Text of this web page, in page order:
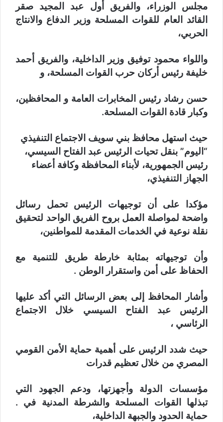
مجلس الوزراء، والفريق أول عبد المجيد صقر
القائد العام للقوات المسلحة وزير الدفاع والانتاج
الحربي،
واللواء محمود توفيق وزير الداخلية، والفريق أحمد
خليفة رئيس أركان حرب القوات المسلحة، و
حسن رشاد رئيس المخابرات العامة و المحافظين،
وكبار قادة القوات المسلحة.
حيث استهل محافظ بني سويف الاجتماع التنفيذي
“اليوم” بنقل تحيات الرئيس عبد الفتاح السيسي،
رئيس الجمهورية، لأبناء المحافظة وكافة أعضاء
الجهاز التنفيذي،
مؤكدا على أن توجيهات الرئيس تحمل رسائل
واضحة لمواصلة العمل بروح الفريق الواحد لتحقيق
نقلة نوعية في الخدمات المقدمة للمواطنين،
وأن توجيهاته بمثابة خارطة طريق للتنمية مع
الحفاظ على أمن واستقرار الوطن .
وأشار المحافظ إلى بعض الرسائل التي أكد عليها
الرئيس عبد الفتاح السيسي خلال الاجتماع
الرئاسي ،
حيث شدد الرئيس على أهمية حماية الأمن القومي
المصري من خلال تعظيم قدرات
مؤسسات الدولة وأجهزتها، ودعم الجهود التي
تبذلها القوات المسلحة والشرطة المدنية في .
حماية الحدود والجبهة الداخلية،